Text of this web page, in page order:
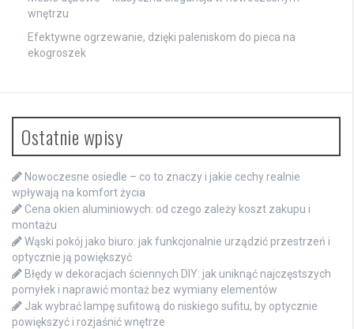
wnętrzu
Efektywne ogrzewanie, dzięki paleniskom do pieca na
ekogroszek
Ostatnie wpisy
Nowoczesne osiedle – co to znaczy i jakie cechy realnie
wpływają na komfort życia
Cena okien aluminiowych: od czego zależy koszt zakupu i
montażu
Wąski pokój jako biuro: jak funkcjonalnie urządzić przestrzeń i
optycznie ją powiększyć
Błędy w dekoracjach ściennych DIY: jak uniknąć najczęstszych
pomyłek i naprawić montaż bez wymiany elementów
Jak wybrać lampę sufitową do niskiego sufitu, by optycznie
powiększyć i rozjaśnić wnętrze